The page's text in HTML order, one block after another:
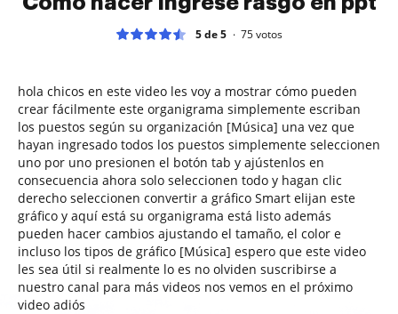
5 de 5 75votos
hola chicos en este video les voy a mostrar cómo pueden
crear fácilmente este organigrama simplemente escriban
los puestos según su organización [Música] una vez que
hayan ingresado todos los puestos simplemente seleccionen
uno por uno presionen el botón tab y ajústenlos en
consecuencia ahora solo seleccionen todo y hagan clic
derecho seleccionen convertir a gráfico Smart elijan este
gráfico y aquí está su organigrama está listo además
pueden hacer cambios ajustando el tamaño, el color e
incluso los tipos de gráfico [Música] espero que este video
les sea útil si realmente lo es no olviden suscribirse a
nuestro canal para más videos nos vemos en el próximo
video adiós